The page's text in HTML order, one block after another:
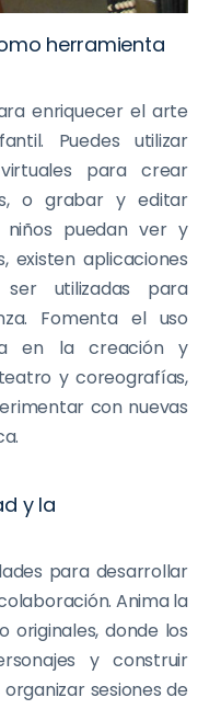
herramienta
enriquecer el arte
Puedes utilizar
para crear
o grabar y editar
puedan ver y
existen aplicaciones
utilizadas para
Fomenta el uso
en la creación y
y coreografías,
con nuevas
y la
para desarrollar
Anima la
donde los
y construir
sesiones de